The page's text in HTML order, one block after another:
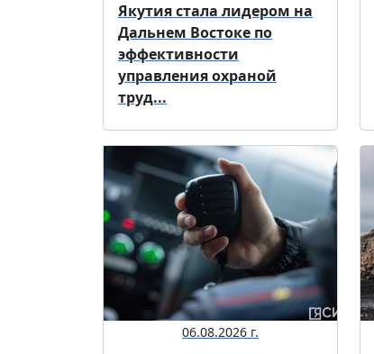
Якутия стала лидером на
Дальнем Востоке по
эффективности
управления охраной
труд...
06.08.2026 г.